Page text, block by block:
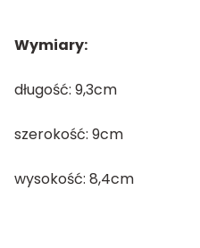
Wymiary:
długość: 9,3cm
szerokość: 9cm
wysokość: 8,4cm